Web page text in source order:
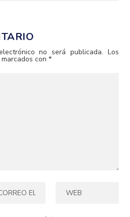
no será publicada. Los
con*